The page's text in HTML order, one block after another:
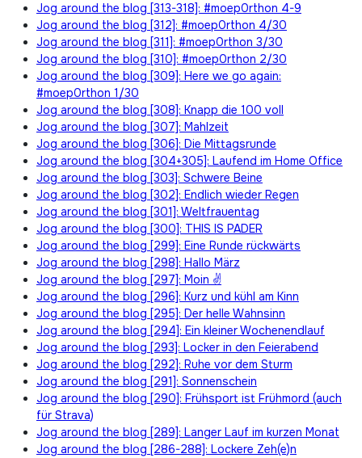
Jog around the blog [313-318]: #moep0rthon 4-9
Jog around the blog [312]: #moep0rthon 4/30
Jog around the blog [311]: #moep0rthon 3/30
Jog around the blog [310]: #moep0rthon 2/30
Jog around the blog [309]: Here we go again:
#moep0rthon 1/30
Jog around the blog [308]: Knapp die 100 voll
Jog around the blog [307]: Mahlzeit
Jog around the blog [306]: Die Mittagsrunde
Jog around the blog [304+305]: Laufend im Home Office
Jog around the blog [303]: Schwere Beine
Jog around the blog [302]: Endlich wieder Regen
Jog around the blog [301]: Weltfrauentag
Jog around the blog [300]: THIS IS PADER
Jog around the blog [299]: Eine Runde rückwärts
Jog around the blog [298]: Hallo März
Jog around the blog [297]: Moin ✌
Jog around the blog [296]: Kurz und kühl am Kinn
Jog around the blog [295]: Der helle Wahnsinn
Jog around the blog [294]: Ein kleiner Wochenendlauf
Jog around the blog [293]: Locker in den Feierabend
Jog around the blog [292]: Ruhe vor dem Sturm
Jog around the blog [291]: Sonnenschein
Jog around the blog [290]: Frühsport ist Frühmord (auch
für Strava)
Jog around the blog [289]: Langer Lauf im kurzen Monat
Jog around the blog [286-288]: Lockere Zeh(e)n